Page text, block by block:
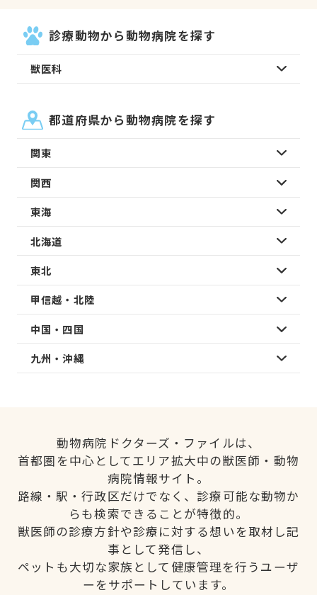
診療動物から動物病院を探す
獣医科
都道府県から動物病院を探す
関東
関西
東海
北海道
東北
甲信越・北陸
中国・四国
九州・沖縄
動物病院ドクターズ・ファイルは、
首都圏を中心としてエリア拡大中の獣医師・動物
病院情報サイト。
路線・駅・行政区だけでなく、診療可能な動物か
らも検索できることが特徴的。
獣医師の診療方針や診療に対する想いを取材し記
事として発信し、
ペットも大切な家族として健康管理を行うユーザ
ーをサポートしています。